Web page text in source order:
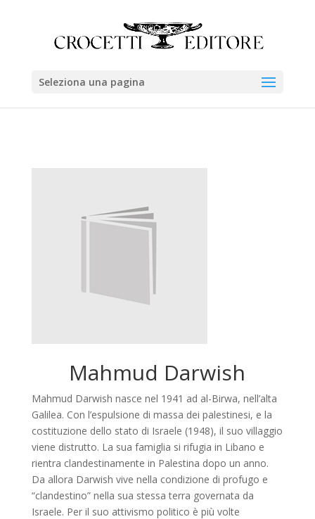
Seleziona una pagina
Mahmud Darwish
Mahmud Darwish nasce nel 1941 ad al-Birwa, nell’alta
Galilea. Con l’espulsione di massa dei palestinesi, e la
costituzione dello stato di Israele (1948), il suo villaggio
viene distrutto. La sua famiglia si rifugia in Libano e
rientra clandestinamente in Palestina dopo un anno.
Da allora Darwish vive nella condizione di profugo e
“clandestino” nella sua stessa terra governata da
Israele. Per il suo attivismo politico è più volte